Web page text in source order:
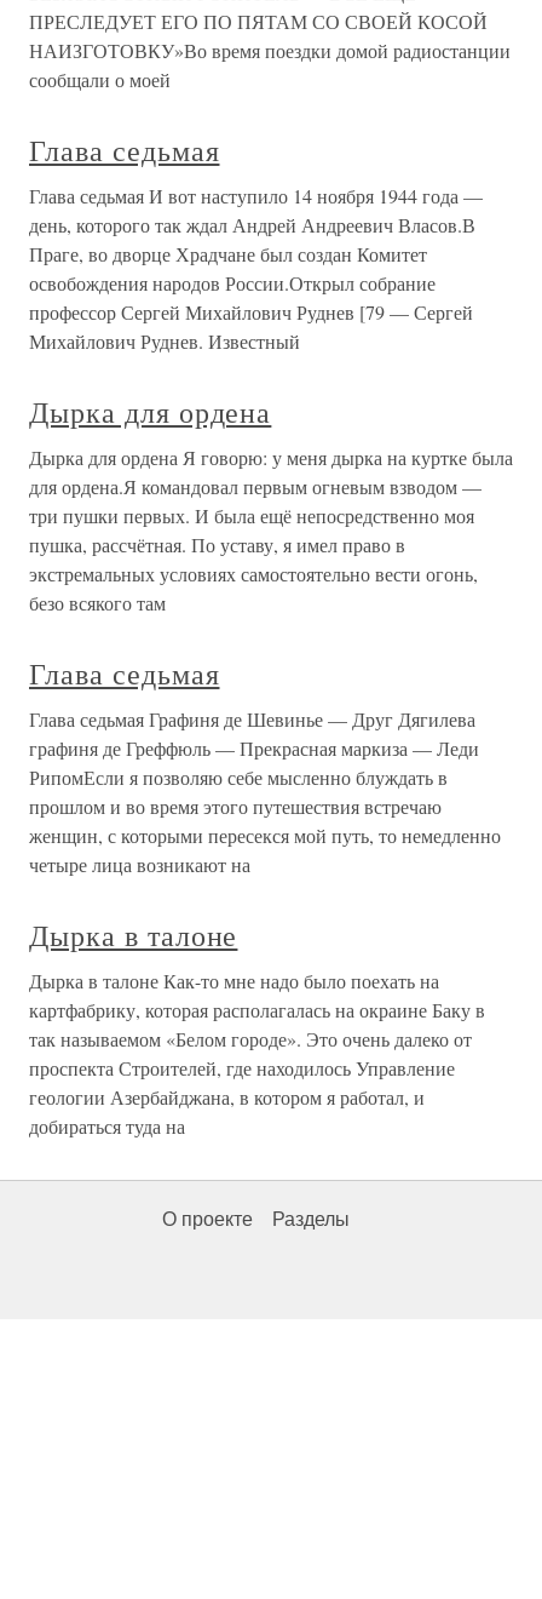
ПРЕСЛЕДУЕТ ЕГО ПО ПЯТАМ СО СВОЕЙ КОСОЙ
НАИЗГОТОВКУ»Во время поездки домой радиостанции
сообщали о моей
Глава седьмая
Глава седьмая И вот наступило 14 ноября 1944 года —
день, которого так ждал Андрей Андреевич Власов.В
Праге, во дворце Храдчане был создан Комитет
освобождения народов России.Открыл собрание
профессор Сергей Михайлович Руднев [79 — Сергей
Михайлович Руднев. Известный
Дырка для ордена
Дырка для ордена Я говорю: у меня дырка на куртке была
для ордена.Я командовал первым огневым взводом —
три пушки первых. И была ещё непосредственно моя
пушка, рассчётная. По уставу, я имел право в
экстремальных условиях самостоятельно вести огонь,
безо всякого там
Глава седьмая
Глава седьмая Графиня де Шевинье — Друг Дягилева
графиня де Греффюль — Прекрасная маркиза — Леди
РипомЕсли я позволяю себе мысленно блуждать в
прошлом и во время этого путешествия встречаю
женщин, с которыми пересекся мой путь, то немедленно
четыре лица возникают на
Дырка в талоне
Дырка в талоне Как-то мне надо было поехать на
картфабрику, которая располагалась на окраине Баку в
так называемом «Белом городе». Это очень далеко от
проспекта Строителей, где находилось Управление
геологии Азербайджана, в котором я работал, и
добираться туда на
О проекте Разделы